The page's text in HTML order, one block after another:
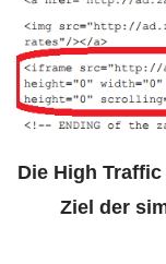
Die High
Ziel der